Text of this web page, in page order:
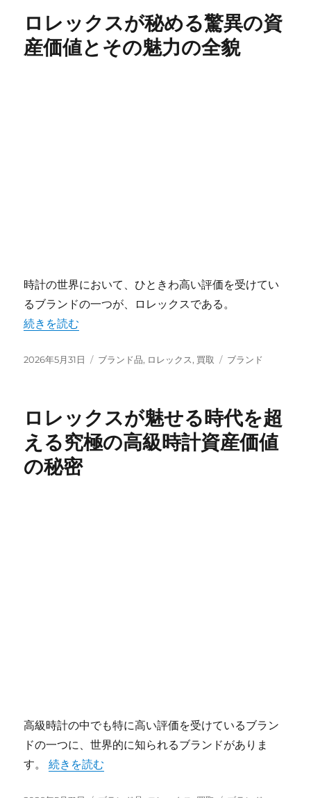
ー
ロレックスが秘める驚異の資
産価値とその魅力の全貌
時計の世界において、ひときわ高い評価を受けてい
るブランドの一つが、ロレックスである。
“ロレックスが秘める驚異の資産価値とその魅力の全貌”
続きを読む
投
2026年5月31日
カ
ー
ブランド品, ロレックス, 買取
タ
ブランド
ロレックスが魅せる時代を超
える究極の高級時計資産価値
の秘密
高級時計の中でも特に高い評価を受けているブラン
ドの一つに、世界的に知られるブランドがありま
す。“ロレックスが魅せる時代を超える究極の高級時計
続きを読む